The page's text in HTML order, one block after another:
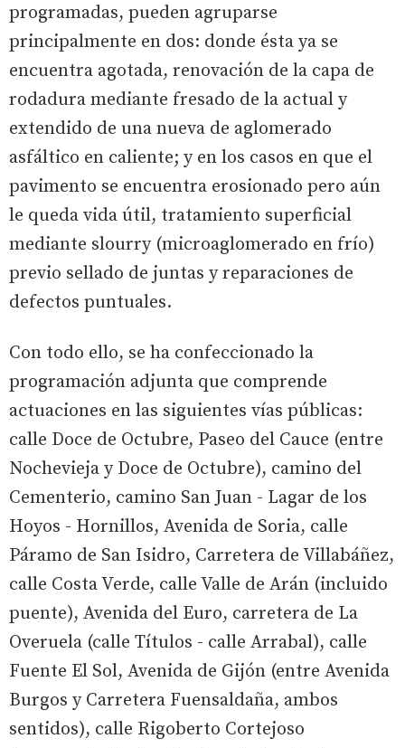
programadas, pueden agruparse
principalmente en dos: donde ésta ya se
encuentra agotada, renovación de la capa de
rodadura mediante fresado de la actual y
extendido de una nueva de aglomerado
asfáltico en caliente; y en los casos en que el
pavimento se encuentra erosionado pero aún
le queda vida útil, tratamiento superficial
mediante slourry (microaglomerado en frío)
previo sellado de juntas y reparaciones de
defectos puntuales.
Con todo ello, se ha confeccionado la
programación adjunta que comprende
actuaciones en las siguientes vías públicas:
calle Doce de Octubre, Paseo del Cauce (entre
Nochevieja y Doce de Octubre), camino del
Cementerio, camino San Juan - Lagar de los
Hoyos - Hornillos, Avenida de Soria, calle
Páramo de San Isidro, Carretera de Villabáñez,
calle Costa Verde, calle Valle de Arán (incluido
puente), Avenida del Euro, carretera de La
Overuela (calle Títulos - calle Arrabal), calle
Fuente El Sol, Avenida de Gijón (entre Avenida
Burgos y Carretera Fuensaldaña, ambos
sentidos), calle Rigoberto Cortejoso